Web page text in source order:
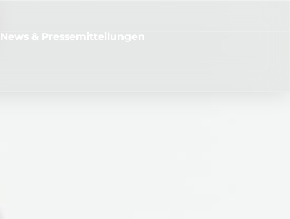
News & Pressemitteilungen